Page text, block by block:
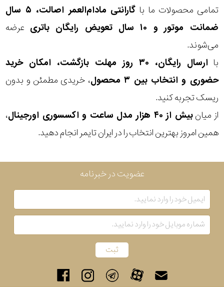
تمامی محصولات ما با
گارانتی مادام‌العمر اصالت، ۵ سال
ضمانت موتور و ۱۰ سال تعویض رایگان باتری
عرضه
می‌شوند.
با
ارسال رایگان، ۳۰ روز مهلت بازگشت، امکان خرید
حضوری و انتخاب بین ۳ محصول
، خریدی مطمئن و بدون
ریسک تجربه کنید.
از میانبیش از ۴۰ هزار مدل ساعت و اکسسوری اورجینال
،
همین امروز بهترین انتخاب را در ایران تایمر انجام دهید.
عضویت در خبرنامه